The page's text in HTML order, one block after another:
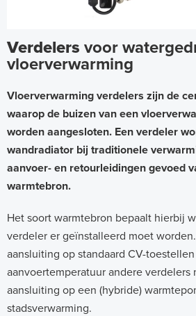
Verdelers voor
vloerverwarming
Vloerverwarming verdelers zijn de
waarop de buizen van een
worden aangesloten. Een verdeler
wandradiator bij traditionele
aanvoer- en retourleidingen gevoed
warmtebron.
Het soort warmtebron bepaalt hierbij
verdeler er geïnstalleerd moet
aansluiting op standaard CV-
aanvoertemperatuur andere verdelers
aansluiting op een (hybride)
stadsverwarming.